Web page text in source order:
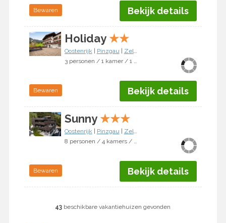
Bewaren Bekijk details
Holiday ★★
Oostenrijk Pinzgau
Zell am See
3 personen / 1 kamer / 1 slaapkamer
Bewaren Bekijk details
Sunny ★★★
Oostenrijk Pinzgau
Zell am See
8 personen / 4 kamers / 3 slaapkamers
Bewaren Bekijk details
43 beschikbare vakantiehuizen gevonden